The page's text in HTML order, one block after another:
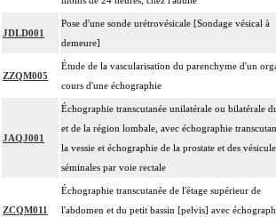
JDLD001
Pose d'une sonde urétrovésicale [Sondage vésical à
demeure]
ZZQM005
Étude de la vascularisation du parenchyme d'un
cours d'une échographie
JAQJ001
Échographie transcutanée unilatérale ou bilatérale
et de la région lombale, avec échographie
la vessie et échographie de la prostate et des
séminales par voie rectale
ZCQM011
Échographie transcutanée de l'étage supérieur de
l'abdomen et du petit bassin [pelvis] avec